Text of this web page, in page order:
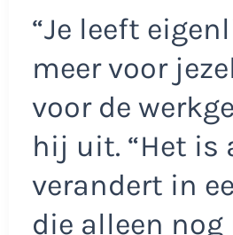
“Je leeft
meer voor
voor de
hij uit. “Het is
verandert in
die alleen nog